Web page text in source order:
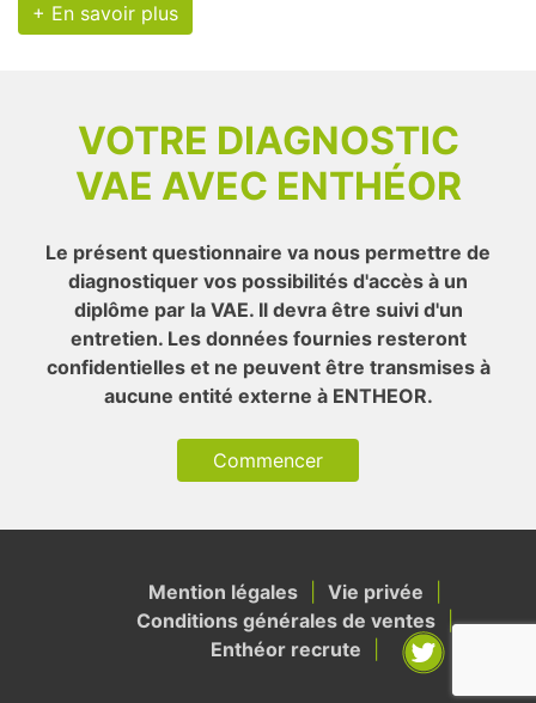
+ En savoir plus
VOTRE DIAGNOSTIC
VAE AVEC ENTHÉOR
Le présent questionnaire va nous permettre de
diagnostiquer vos possibilités d'accès à un
diplôme par la VAE. Il devra être suivi d'un
entretien. Les données fournies resteront
confidentielles et ne peuvent être transmises à
aucune entité externe à ENTHEOR.
Commencer
Mention légales
Vie privée
Conditions générales de ventes
Enthéor recrute